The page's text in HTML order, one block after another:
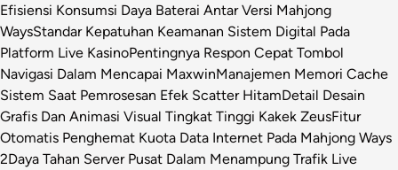
Efisiensi Konsumsi Daya Baterai Antar Versi Mahjong
WaysStandar Kepatuhan Keamanan Sistem Digital Pada
Platform Live KasinoPentingnya Respon Cepat Tombol
Navigasi Dalam Mencapai MaxwinManajemen Memori Cache
Sistem Saat Pemrosesan Efek Scatter HitamDetail Desain
Grafis Dan Animasi Visual Tingkat Tinggi Kakek ZeusFitur
Otomatis Penghemat Kuota Data Internet Pada Mahjong Ways
2Daya Tahan Server Pusat Dalam Menampung Trafik Live